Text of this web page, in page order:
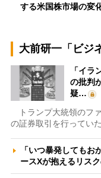
する米国株市場の
大前研一「ビジ
「イラ
の批判
疑…
トランプ大統領のフ
の証券取引を行ってい
「いつ暴発しても
ースXが抱えるリス